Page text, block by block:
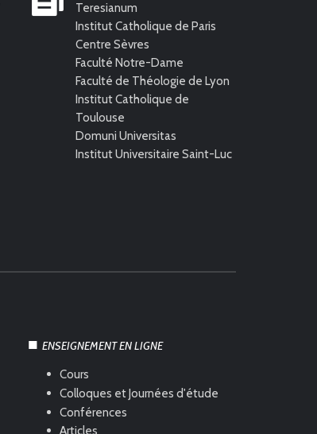
Teresianum
Institut Catholique de Paris
Centre Sèvres
Faculté Notre-Dame
Faculté de Théologie de Lyon
Institut Catholique de
Toulouse
Domuni Universitas
Institut Universitaire Saint-Luc
ENSEIGNEMENT EN LIGNE
Cours
Colloques et Journées d'étude
Conférences
Articles